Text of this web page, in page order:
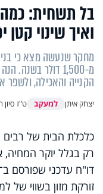
בל תשחית: כמה
ואיך שינוי
מחקר שנעשה מצא כי בני
מ-1,500 דולר
הקנייה והאכילה, ולשפר
יצחק איתן למעקב ט"ז
כלכלת הבית של
רק בגלל יוקר המחיה,